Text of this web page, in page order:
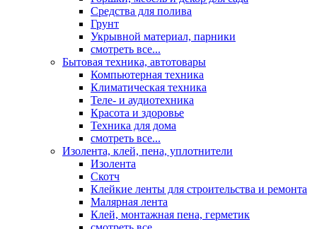
Средства для полива
Грунт
Укрывной материал, парники
смотреть все...
Бытовая техника, автотовары
Компьютерная техника
Климатическая техника
Теле- и аудиотехника
Красота и здоровье
Техника для дома
смотреть все...
Изолента, клей, пена, уплотнители
Изолента
Скотч
Клейкие ленты для строительства и ремонта
Малярная лента
Клей, монтажная пена, герметик